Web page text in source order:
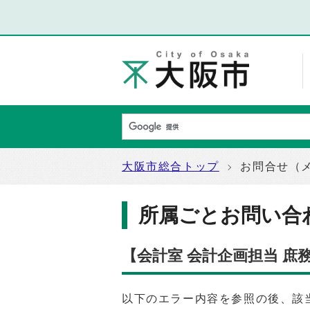
大阪市総合トップ お問合せ（
所属ごとお問い
【会計室 会計企画担当
以下のエラー内容を参照の後、